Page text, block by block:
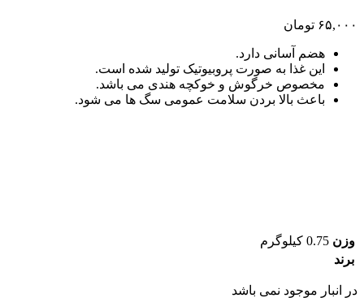
۶۵,۰۰۰ تومان
هضم آسانی دارد.
این غذا به صورت پروبیوتیک تولید شده است.
مخصوص خرگوش و خوکچه هندی می باشد.
باعث بالا بردن سلامت عمومی سگ ها می شود.
وزن 0.75 کیلوگرم
برند
در انبار موجود نمی باشد